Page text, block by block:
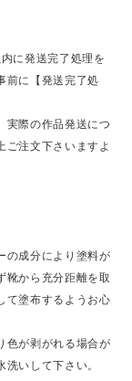
に発送完了処理を
前に【発送完了処
実際の作品発送につ
ご注文下さいますよ
の成分により塗料が
靴から充分距離を取
て塗布するようお心
色が剥がれる場合が
いして下さい。